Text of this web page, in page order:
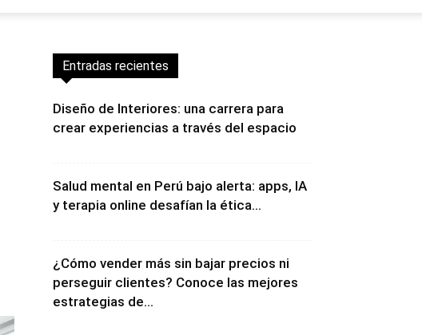
Entradas recientes
Diseño de Interiores: una carrera para
crear experiencias a través del espacio
Salud mental en Perú bajo alerta: apps, IA
y terapia online desafían la ética...
¿Cómo vender más sin bajar precios ni
perseguir clientes? Conoce las mejores
estrategias de...